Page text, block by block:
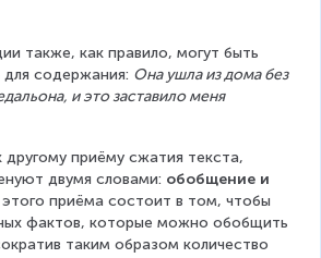
также, как правило, могут быть
содержания: Она ушла из дома без
и это заставило меня
приёму сжатия текста,
двумя словами: обобщение и
этого приёма состоит в том, чтобы
фактов, которые можно обобщить
таким образом количество